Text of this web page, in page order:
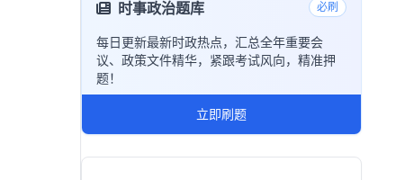
时事政治题库 必刷
每日更新最新时政热点，汇总全年重要会
议、政策文件精华，紧跟考试风向，精准押
题！
立即刷题